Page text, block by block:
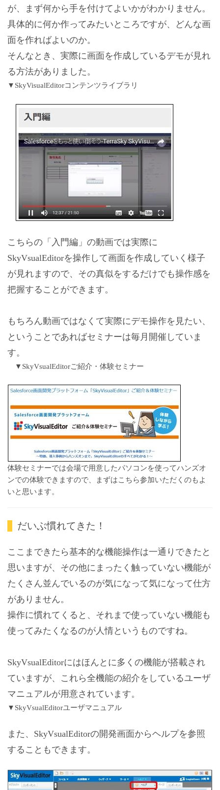
が、まず何から手を付けてよいかがわかりません。
具体的に何か作ってみたいところですが、どんな画
面を作ればよいのか。
そんなとき、実際に画面を作成しているデモが見れ
る方法がありました。
▼SkyVisualEditorコンテンツライブラリ
こちらの「入門編」の動画では実際に
SkyVsualEditorを操作して画面を作成していく様子
が見れますので、その真似をするだけでも操作感を
把握することができます。
もちろん動画ではなくて実際にデモ操作を見たい、
ということであればセミナーは毎月開催していま
す。
▼SkyVsualEditorご紹介・体験セミナー
体験セミナーでは会場で用意したパソコンを使ってハンズオ
ンでの体験できますので、まずはこちら参加いただくのもよ
いと思います。
だいぶ慣れてきた！
ここまできたら基本的な機能操作は一通りできたと
思いますが、その他にまったく触っていない機能が
たくさん並んでいるのが気になって気になって仕方
がありません。
操作に慣れてくると、それまで使っていない機能も
使ってみたくなるのが人情というものですね。
SkyVsualEditorにはほんとに多くの機能が搭載され
ていますが、これら全機能の紹介をしているユーザ
マニュアルが用意されています。
▼SkyVsualEditorユーザマニュアル
また、SkyVsualEditorの開発画面からヘルプを参照
することもできます。